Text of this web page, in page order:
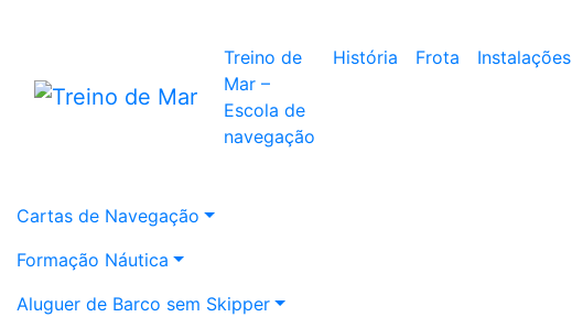
Treino de
Mar –
Escola de
navegação
História Frota Instalações
Cartas de Navegação
Formação Náutica
Aluguer de Barco sem Skipper